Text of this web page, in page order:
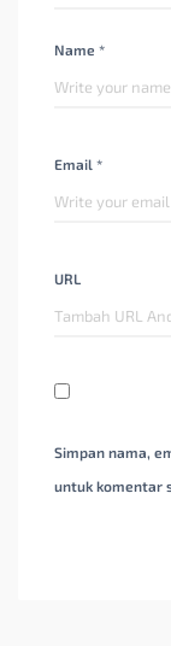
Name *
Email *
URL
Simpan nama,
untuk komentar